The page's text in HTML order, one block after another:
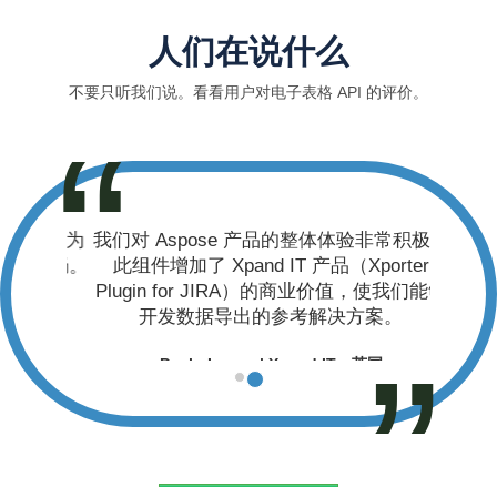
人们在说什么
不要只听我们说。看看用户对电子表格 API 的评价。
我们对 Aspose 产品的整体体验非常积极。
此组件增加了 Xpand IT 产品（Xporter
Plugin for JIRA）的商业价值，使我们能够
开发数据导出的参考解决方案。
Paulo Lopes | Xpand IT，英国